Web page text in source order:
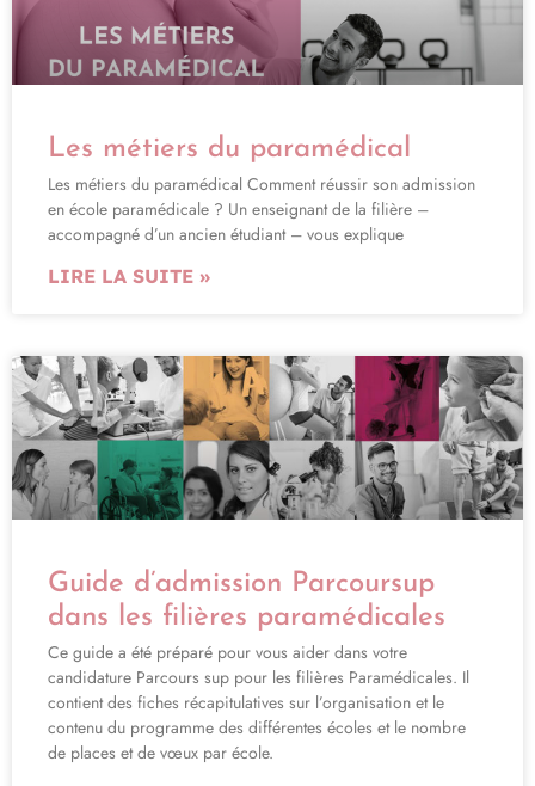
Les métiers du paramédical
Les métiers du paramédical Comment réussir son admission
en école paramédicale ? Un enseignant de la filière –
accompagné d’un ancien étudiant – vous explique
LIRE LA SUITE »
Guide d’admission Parcoursup
dans les filières paramédicales
Ce guide a été préparé pour vous aider dans votre
candidature Parcours sup pour les filières Paramédicales. Il
contient des fiches récapitulatives sur l’organisation et le
contenu du programme des différentes écoles et le nombre
de places et de vœux par école.